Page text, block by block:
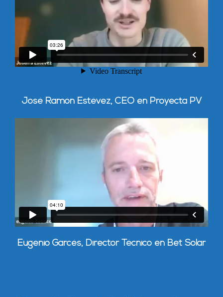
José Ramón Estévez, CEO en Proyecta PV
Eugenio Garcés, Director Técnico en Bet Solar